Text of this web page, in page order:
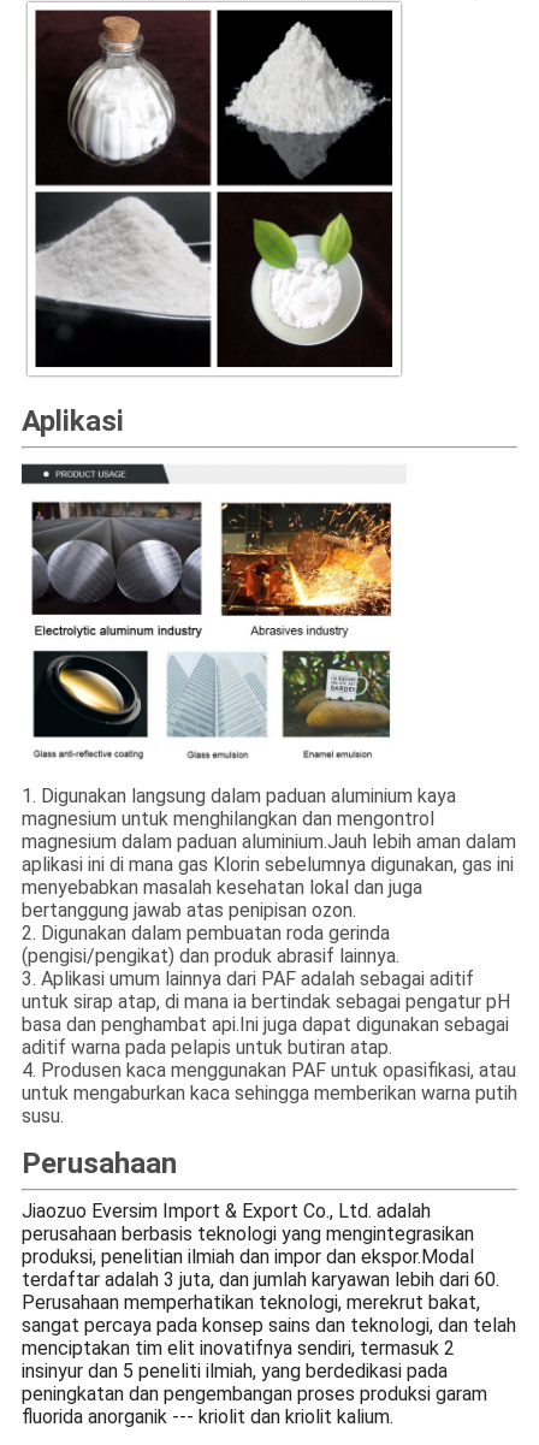
Aplikasi
1. Digunakan langsung dalam paduan aluminium kaya
magnesium untuk menghilangkan dan mengontrol
magnesium dalam paduan aluminium.Jauh lebih aman dalam
aplikasi ini di mana gas Klorin sebelumnya digunakan, gas ini
menyebabkan masalah kesehatan lokal dan juga
bertanggung jawab atas penipisan ozon.
2. Digunakan dalam pembuatan roda gerinda
(pengisi/pengikat) dan produk abrasif lainnya.
3. Aplikasi umum lainnya dari PAF adalah sebagai aditif
untuk sirap atap, di mana ia bertindak sebagai pengatur pH
basa dan penghambat api.Ini juga dapat digunakan sebagai
aditif warna pada pelapis untuk butiran atap.
4. Produsen kaca menggunakan PAF untuk opasifikasi, atau
untuk mengaburkan kaca sehingga memberikan warna putih
susu.
Perusahaan
Jiaozuo Eversim Import & Export Co., Ltd. adalah
perusahaan berbasis teknologi yang mengintegrasikan
produksi, penelitian ilmiah dan impor dan ekspor.Modal
terdaftar adalah 3 juta, dan jumlah karyawan lebih dari 60.
Perusahaan memperhatikan teknologi, merekrut bakat,
sangat percaya pada konsep sains dan teknologi, dan telah
menciptakan tim elit inovatifnya sendiri, termasuk 2
insinyur dan 5 peneliti ilmiah, yang berdedikasi pada
peningkatan dan pengembangan proses produksi garam
fluorida anorganik --- kriolit dan kriolit kalium.